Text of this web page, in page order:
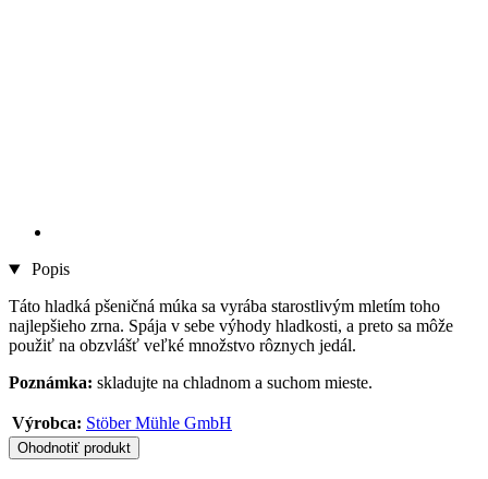
Popis
Táto hladká pšeničná múka sa vyrába starostlivým mletím toho
najlepšieho zrna. Spája v sebe výhody hladkosti, a preto sa môže
použiť na obzvlášť veľké množstvo rôznych jedál.
Poznámka: skladujte na chladnom a suchom mieste.
Výrobca: Stöber Mühle GmbH
Ohodnotiť produkt